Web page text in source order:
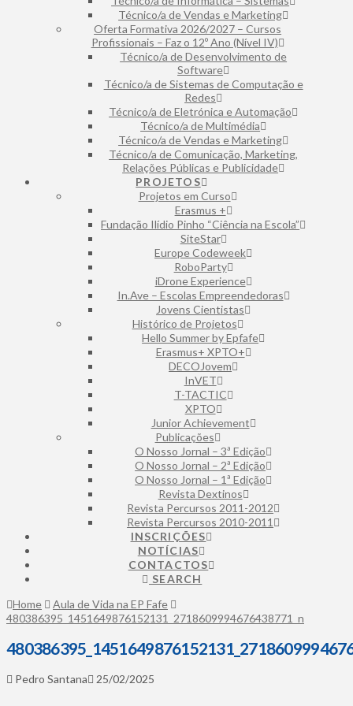
Técnico/a de Vendas e Marketing
Oferta Formativa 2026/2027 – Cursos
Profissionais – Faz o 12º Ano (Nível IV)
Técnico/a de Desenvolvimento de
Software
Técnico/a de Sistemas de Computação e
Redes
Técnico/a de Eletrónica e Automação
⁠Técnico/a de Multimédia
Técnico/a de Vendas e Marketing
Técnico/a de Comunicação, Marketing,
Relações Públicas e Publicidade
PROJETOS
Projetos em Curso
Erasmus +
Fundação Ilídio Pinho “Ciência na Escola”
SiteStar
Europe Codeweek
RoboParty
iDrone Experience
In.Ave – Escolas Empreendedoras
Jovens Cientistas
Histórico de Projetos
Hello Summer by Epfafe
Erasmus+ XPTO+
DECOJovem
InVET
T-TACTIC
XPTO
Junior Achievement
Publicações
O Nosso Jornal – 3ª Edição
O Nosso Jornal – 2ª Edição
O Nosso Jornal – 1ª Edição
Revista Dextinos
Revista Percursos 2011-2012
Revista Percursos 2010-2011
INSCRIÇÕES
NOTÍCIAS
CONTACTOS
SEARCH
Home
Aula de Vida na EP Fafe
480386395_1451649876152131_2718609994676438771_n
Pedro Santana 25/02/2025